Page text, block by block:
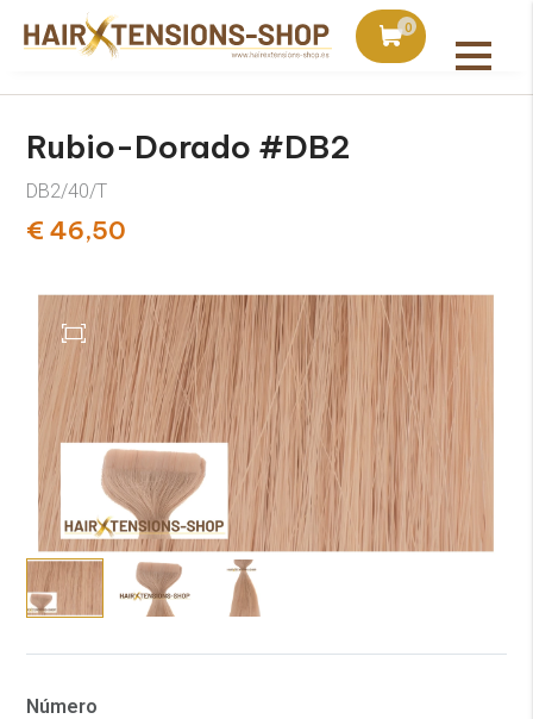
0
con pedidos superiores a 75€ Pedido hoy, enviado
Todos los productos
Rubio-Dorado #DB2
DB2/40/T
€ 46,50
Número